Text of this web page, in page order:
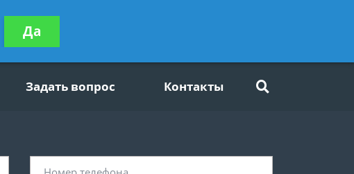
консультацию
бесплатно
Задать вопрос Контакты
Да